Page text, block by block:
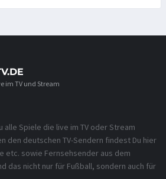
im TV und Stream
alle Spiele die live im TV oder Stream
den deutschen TV-Sendern findest Du hier
etc. sowie Fernsehsender aus dem
das nicht nur für Fußball, sondern auch für